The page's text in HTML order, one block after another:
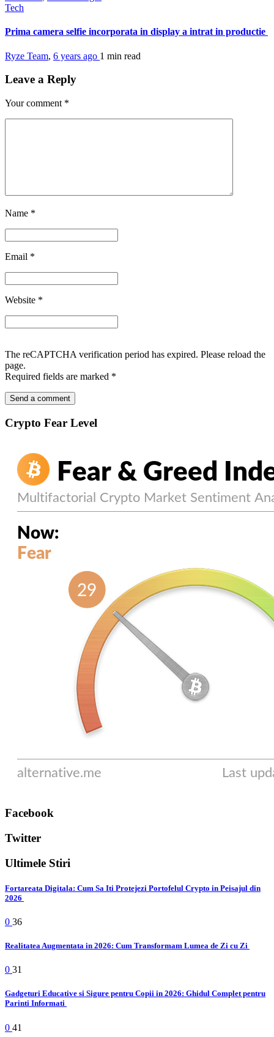
Tech
Prima camera selfie incorporata in display a intrat in productie
Ryze Team, 6 years ago 1 min read
Leave a Reply
Your comment *
Name *
Email *
Website *
The reCAPTCHA verification period has expired. Please reload the
page.
Required fields are marked *
Crypto Fear Level
Facebook
Twitter
Ultimele Stiri
Fortareata Digitala: Cum Sa Iti Protejezi Portofelul Crypto in Peisajul din
2026
0 36
Realitatea Augmentata in 2026: Cum Transformam Lumea de Zi cu Zi
0 31
Gadgeturi Educative si Sigure pentru Copii in 2026: Ghidul Complet pentru
Parinti Informati
0 41